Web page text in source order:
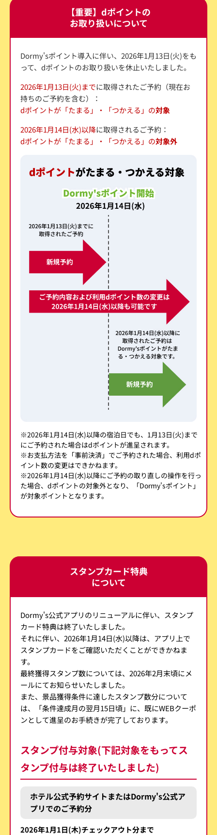
【重要】dポイントの
お取り扱いについて
Dormy'sポイント導入に伴い、2026年1月13日(火)をも
って、dポイントのお取り扱いを休止いたしました。
2026年1月13日(火)までに取得されたご予約（現在お
持ちのご予約を含む）：
dポイントが「たまる」・「つかえる」の対象
2026年1月14日(水)以降に取得されるご予約：
dポイントが「たまる」・「つかえる」の対象外
※2026年1月14日(水)以降の宿泊日でも、1月13日(火)まで
にご予約された場合はdポイントが進呈されます。
※お支払方法を「事前決済」でご予約された場合、利用dポ
イント数の変更はできかねます。
※2026年1月14日(水)以降にご予約の取り直しの操作を行っ
た場合、dポイントの対象外となり、「Dormy'sポイント」
が対象ポイントとなります。
スタンプカード特典
について
Dormy's公式アプリのリニューアルに伴い、スタンプ
カード特典は終了いたしました。
それに伴い、2026年1月14日(水)以降は、アプリ上で
スタンプカードをご確認いただくことができかねま
す。
最終獲得スタンプ数については、2026年2月末頃にメ
ールにてお知らせいたしました。
また、景品獲得条件に達したスタンプ数分について
は、「条件達成月の翌月15日頃」に、既にWEBクーポ
ンとして進呈のお手続きが完了しております。
スタンプ付与対象(下記対象をもってス
タンプ付与は終了いたしました)
ホテル公式予約サイトまたはDormy's公式ア
プリでのご予約分
2026年1月1日(木)チェックアウト分まで